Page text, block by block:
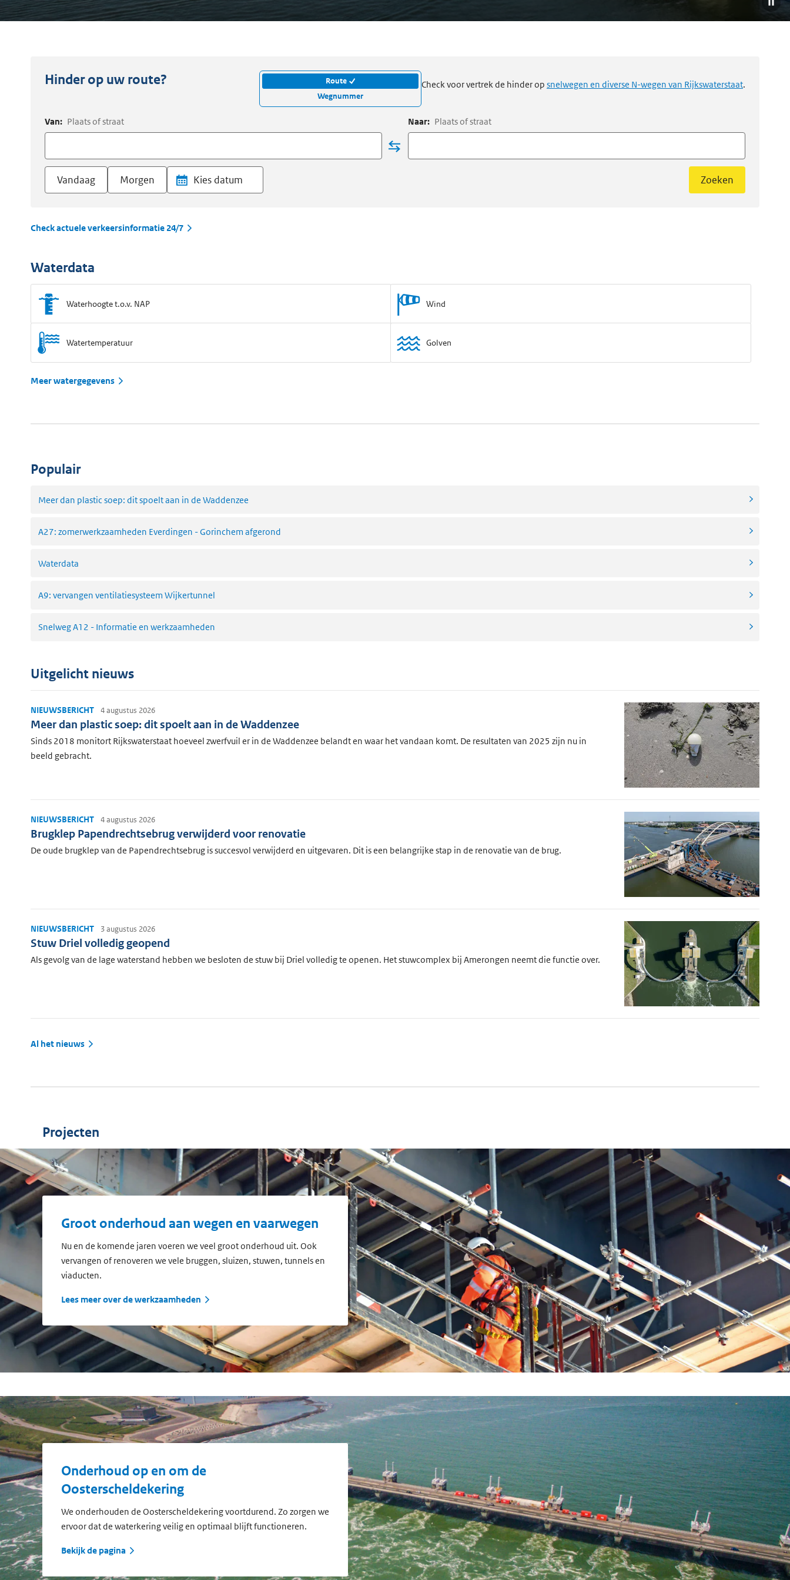
Hinder op uw route? Check voor vertrek de hinder op snelwegen en diverse N-wegen van Rijkswaterstaat.
Route
Wegnummer
Van: Plaats of straat Naar: Plaats of straat
Vandaag Morgen Zoeken
Check actuele verkeersinformatie 24/7
Waterdata
Waterhoogte t.o.v. NAP Wind
Watertemperatuur Golven
Meer watergegevens
Populair
Meer dan plastic soep: dit spoelt aan in de Waddenzee
A27: zomerwerkzaamheden Everdingen - Gorinchem afgerond
Waterdata
A9: vervangen ventilatiesysteem Wijkertunnel
Snelweg A12 - Informatie en werkzaamheden
Uitgelicht nieuws
Meer dan plastic soep: dit spoelt aan in de Waddenzee
NIEUWSBERICHT 4 augustus 2026
Sinds 2018 monitort Rijkswaterstaat hoeveel zwerfvuil er in de Waddenzee belandt en waar het vandaan komt. De resultaten van 2025 zijn nu in
beeld gebracht.
Brugklep Papendrechtsebrug verwijderd voor renovatie
NIEUWSBERICHT 4 augustus 2026
De oude brugklep van de Papendrechtsebrug is succesvol verwijderd en uitgevaren. Dit is een belangrijke stap in de renovatie van de brug.
Stuw Driel volledig geopend
NIEUWSBERICHT 3 augustus 2026
Als gevolg van de lage waterstand hebben we besloten de stuw bij Driel volledig te openen. Het stuwcomplex bij Amerongen neemt die functie over.
Al het nieuws
Projecten
Groot onderhoud aan wegen en vaarwegen
Nu en de komende jaren voeren we veel groot onderhoud uit. Ook
vervangen of renoveren we vele bruggen, sluizen, stuwen, tunnels en
viaducten.
Lees meer over de werkzaamheden
Onderhoud op en om de
Oosterscheldekering
We onderhouden de Oosterscheldekering voortdurend. Zo zorgen we
ervoor dat de waterkering veilig en optimaal blijft functioneren.
Bekijk de pagina